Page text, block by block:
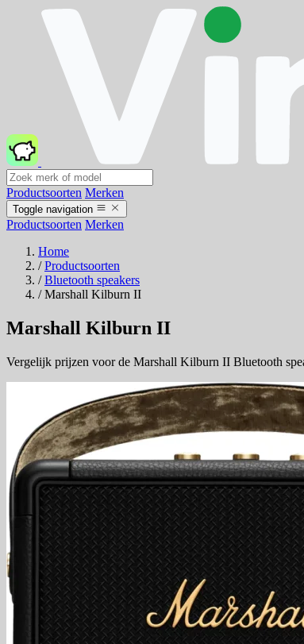
Productsoorten Merken
Toggle navigation
Productsoorten Merken
Home
/ Productsoorten
/ Bluetooth speakers
/ Marshall Kilburn II
Marshall Kilburn II
Vergelijk prijzen voor de Marshall Kilburn II Bluetooth